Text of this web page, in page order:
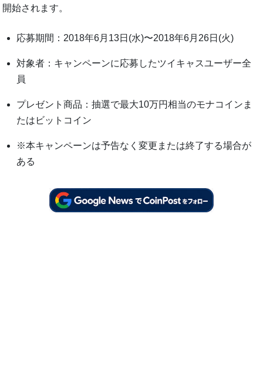
開始されます。
応募期間：2018年6月13日(水)〜2018年6月26日(火)
対象者：キャンペーンに応募したツイキャスユーザー全
員
プレゼント商品：抽選で最大10万円相当のモナコインま
たはビットコイン
※本キャンペーンは予告なく変更または終了する場合が
ある